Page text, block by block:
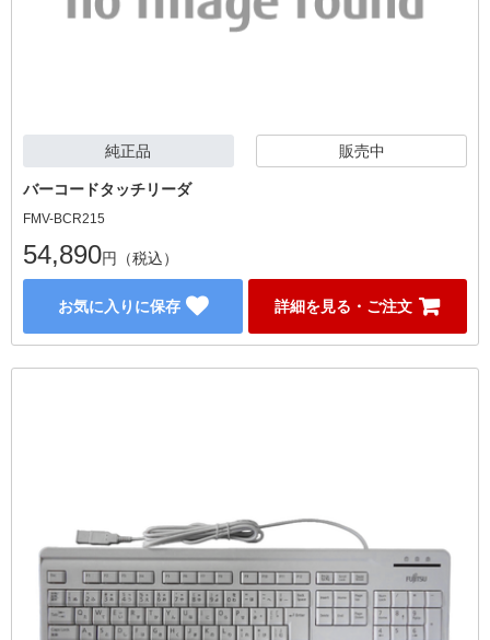
純正品 販売中
バーコードタッチリーダ
FMV-BCR215
54,890円（税込）
お気に入りに保存 詳細を見る・ご注文